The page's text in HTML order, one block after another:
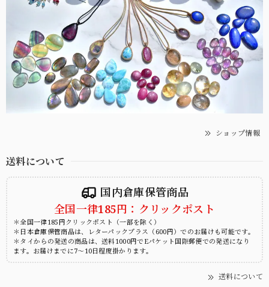
ショップ情報
送料について
国内倉庫保管商品
全国一律185円：クリックポスト
＊全国一律185円クリックポスト（一部を除く）
＊日本倉庫保管商品は、レターパックプラス（600円）でのお届けも可能です。
＊タイからの発送の商品は、送料1000円でEパケット国際郵便での発送になり
ます。お届けまでに7～10日程度掛かります。
送料について